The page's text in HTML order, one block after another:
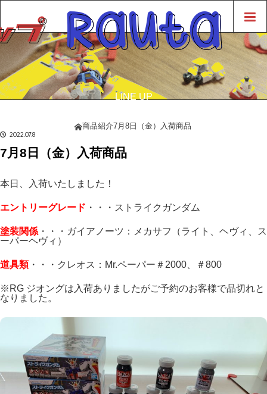
LINE UP
ホーム
商品紹介7月8日（金）入荷商品
2022.07.8
7月8日（金）入荷商品
本日、入荷いたしました！
エントリーグレード ・・・ストライクガンダム
塗装関係 ・・・ガイアノーツ：メカサフ（ライト、ヘヴィ、ス
ーパーヘヴィ）
道具類・・・クレオス：Mr.ペーパー＃2000、＃800
※RG ジオングは入荷ありましたがご予約のお客様で品切れと
なりました。